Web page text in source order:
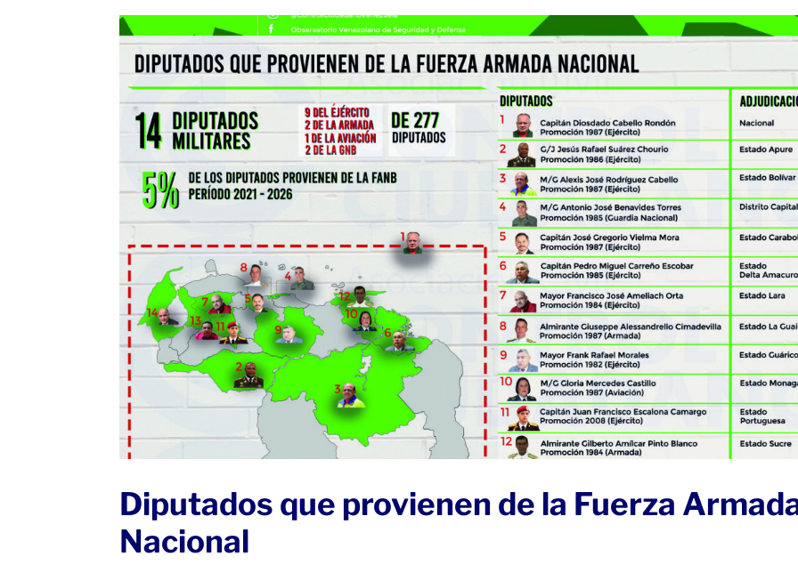
Diputados que provienen de la Fuerza
Nacional